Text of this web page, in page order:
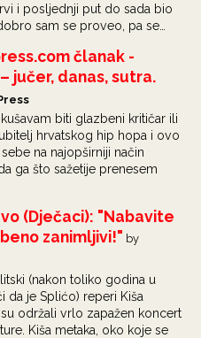
i posljednji put do sada bio
sam se proveo, pa se…
članak -
– jučer, danas, sutra.
biti glazbeni kritičar ili
hrvatskog hip hopa i ovo
na najopširniji način
ga što sažetije prenesem
(Dječaci): "Nabavite
zanimljivi!" by
(nakon toliko godina u
da je Splićo) reperi Kiša
održali vrlo zapažen koncert
Kiša metaka, oko koje se